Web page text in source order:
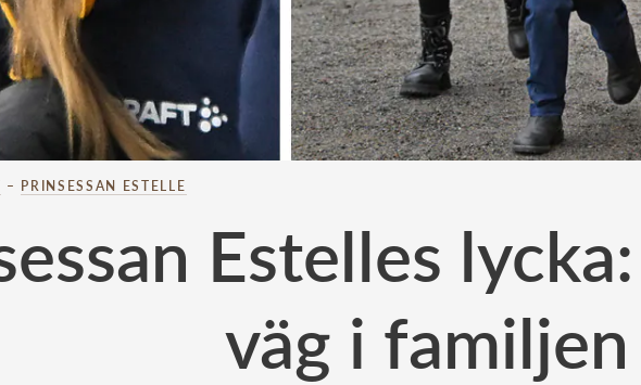
– PRINSESSAN ESTELLE
Estelles
väg i familjen